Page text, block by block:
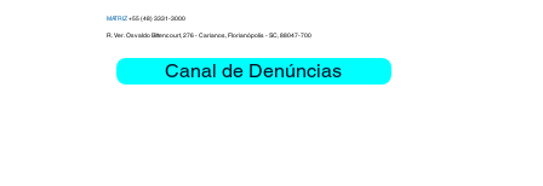
Campanha do Agasalho Clemar 2026:
MATRIZ+55 (48) 3331-3000
R. Ver. Osvaldo Bittencourt, 276 - Carianos, Florianópolis - SC, 88047-700
Canal de Denúncias